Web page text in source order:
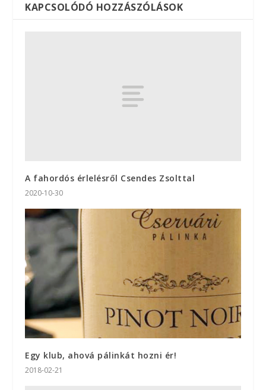
KAPCSOLÓDÓ HOZZÁSZÓLÁSOK
A fahordós érlelésről Csendes Zsolttal
2020-10-30
Egy klub, ahová pálinkát hozni ér!
2018-02-21